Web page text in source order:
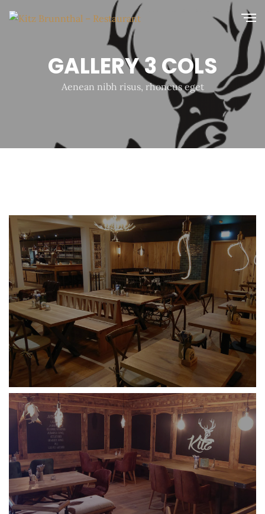
GALLERY 3 COLS
Aenean nibh risus, rhoncus eget